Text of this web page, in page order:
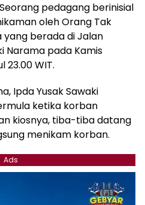
pedagang berinisial
oleh Orang Tak
yang berada di Jalan
Narama pada Kamis
WIT.
Ipda Yusak Sawaki
ketika korban
kiosnya, tiba-tiba datang
menikam korban.
Ads